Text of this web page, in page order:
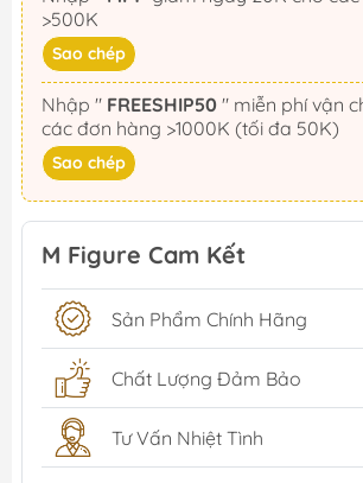
>500K
Sao chép
Nhập " FREESHIP50
các đơn hàng >1000K (tối đa 50K)
Sao chép
M Figure Cam Kết
Sản Phẩm Chính Hãng
Chất Lượng Đảm Bảo
Tư Vấn Nhiệt Tình